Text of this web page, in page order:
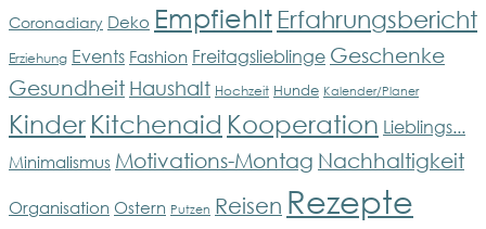
Coronadiary Deko Empfiehlt Erfahrungsbericht
Erziehung Events Fashion Freitagslieblinge Geschenke
Gesundheit Haushalt Hochzeit Hunde Kalender/Planer
Kinder Kitchenaid Kooperation Lieblings...
Minimalismus Motivations-Montag Nachhaltigkeit
Organisation Ostern Putzen Reisen Rezepte